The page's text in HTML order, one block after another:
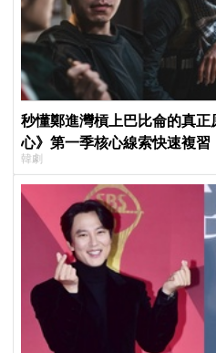
秒懂鄭進灣槓上巴比侖的真
心》第一季核心線索快速複習
韓劇